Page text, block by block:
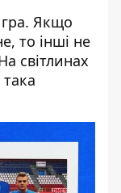
гра. Якщо
то інші не
світлинах